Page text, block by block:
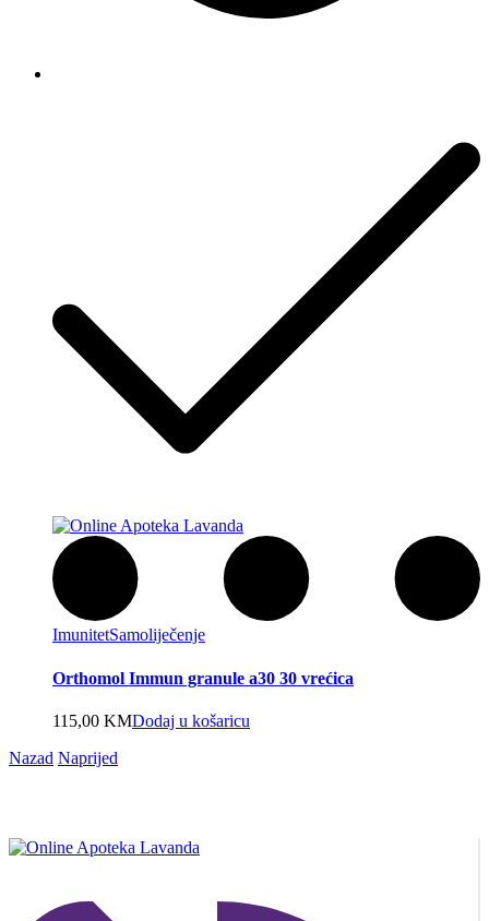
ImunitetSamoliječenje
Orthomol Immun granule a30 30 vrećica
115,00 KMDodaj u košaricu
Nazad Naprijed